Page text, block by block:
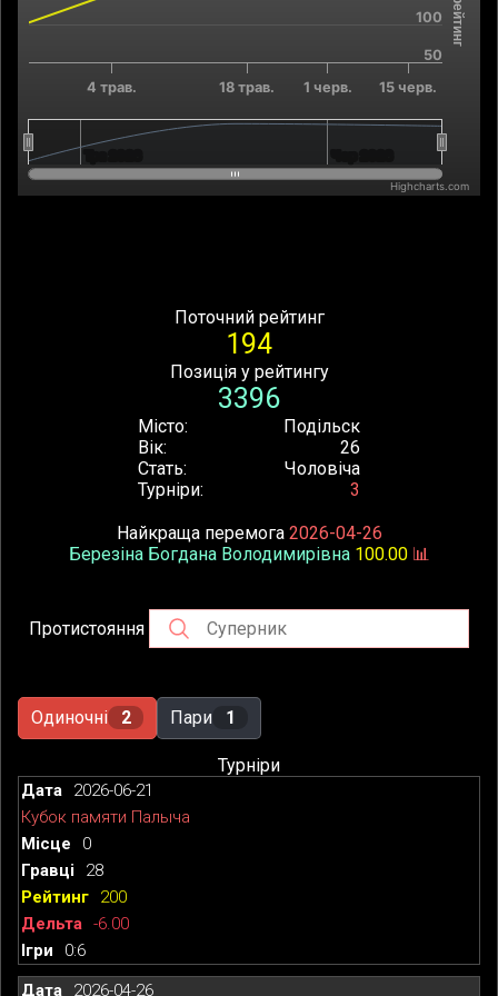
4 трав. 18 трав. 1 черв. 15 черв.
100
50
Highcharts.com
End of interactive chart.
Місто
Подільск
Вік
26
Стать
Чоловіча
Турніри
3
Поточний рейтинг
194
Позиція у рейтингу
3396
Найкраща перемога 2026-04-26
Березіна Богдана Володимирівна 100.00 📊
Протистояння
Одиночні 2 Пари 1
Турніри
2026-06-21
Кубок памяти Палыча
0
28
200
-6.00
0:6
2026-04-26